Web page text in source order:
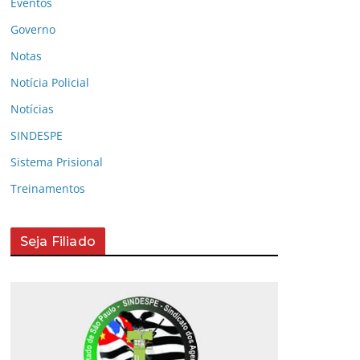
Governo
Notas
Notícia Policial
Notícias
SINDESPE
Sistema Prisional
Treinamentos
Seja Filiado